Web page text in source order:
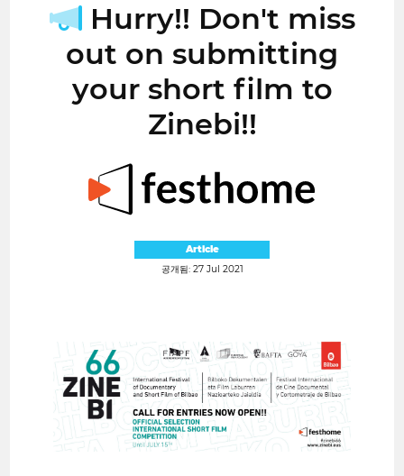
Hurry!! Don't miss
out on submitting
your short film to
Zinebi!!
Article
공개됨: 27 Jul 2021